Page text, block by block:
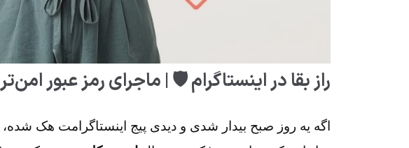
راز بقا در اینستاگرام 🛡️ | ماجرای رمز عبور
اگه یه روز صبح بیدار شدی و دیدی پیج اینستاگرامت هک شده،